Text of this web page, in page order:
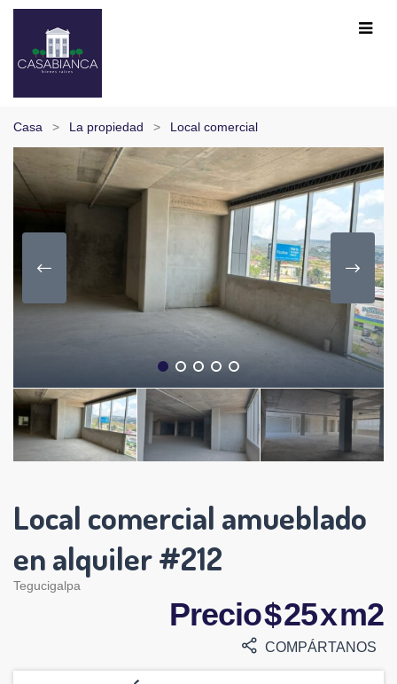
Casa La propiedad Local comercial
Local comercial amueblado
en alquiler #212
Tegucigalpa
Precio $ 25 x m2
COMPÁRTANOS